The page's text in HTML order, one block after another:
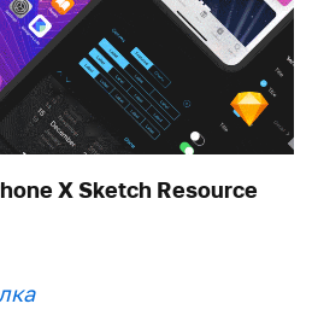
X Sketch Resource